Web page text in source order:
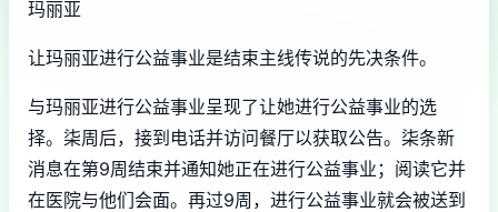
玛丽亚
让玛丽亚进行公益事业是结束主线传说的先决条件。
与玛丽亚进行公益事业呈现了让她进行公益事业的选
择。柒周后，接到电话并访问餐厅以获取公告。柒条新
消息在第9周结束并通知她正在进行公益事业；阅读它并
在医院与他们会面。再过9周，进行公益事业就会被送到